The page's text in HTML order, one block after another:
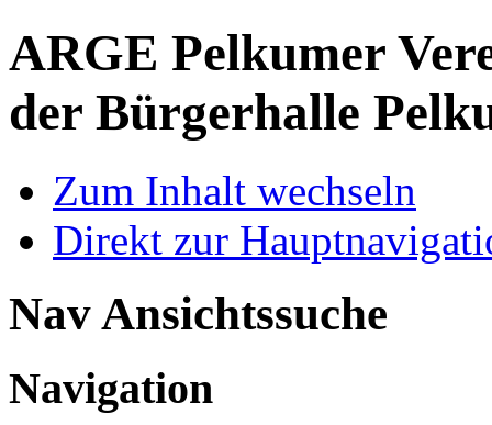
ARGE Pelkumer
der Bürgerhalle
Zum Inhalt wechseln
Direkt zur
Nav Ansichtssuche
Navigation